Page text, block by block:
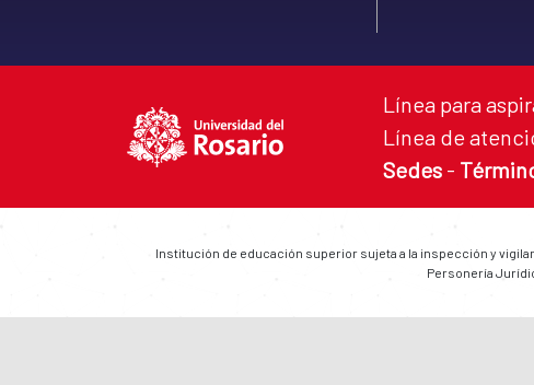
Línea para
Línea de
Sedes -
Institución de educación superior sujeta a la inspección y
Personería